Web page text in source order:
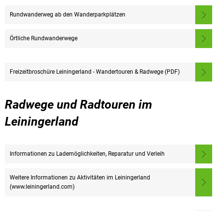
Rundwanderweg ab den Wanderparkplätzen
Örtliche Rundwanderwege
Freizeitbroschüre Leiningerland - Wandertouren & Radwege (PDF)
Radwege und Radtouren im
Leiningerland
Informationen zu Lademöglichkeiten, Reparatur und Verleih
Weitere Informationen zu Aktivitäten im Leiningerland
(www.leiningerland.com)